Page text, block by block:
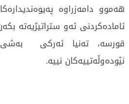
هەموو دامەزراوە
ئامادەکردنی ئەو ستراتیژیەتە
قورسە، تەنیا ئەرکی بەشی
نێودەوڵەتییەکان نییە.